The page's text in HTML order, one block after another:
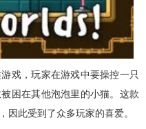
戏，玩家在游戏中要操控一只
困在其他泡泡里的小猫。这款
此受到了众多玩家的喜爱。